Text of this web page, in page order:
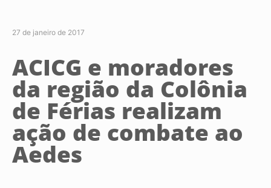
27 de janeiro de 2017
ACICG e moradores
da região da Colônia
de Férias realizam
ação de combate ao
Aedes